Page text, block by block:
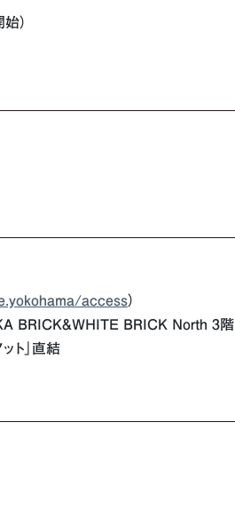
）
access）
BRICK&WHITE BRICK North 3階
ト」直結